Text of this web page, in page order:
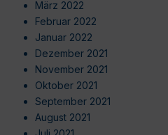
März 2022
Februar 2022
Januar 2022
Dezember 2021
November 2021
Oktober 2021
September 2021
August 2021